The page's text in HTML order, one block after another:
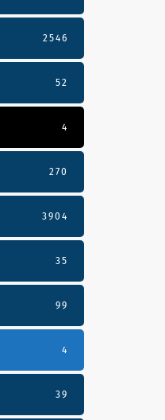
2546
52
4
270
3904
35
99
4
39